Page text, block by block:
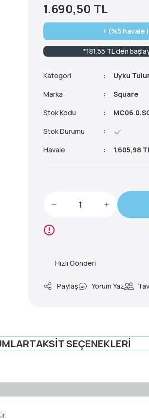
1.690,50 TL
+ (%5 havale
*181,55 TL den
Kategori
Uyku
Marka
Square
Stok Kodu
Stok Durumu
Havale
1.605,98
Hızlı Gönderi
Paylaş Yorum Yaz
TAKSIT SEÇENEKLERI